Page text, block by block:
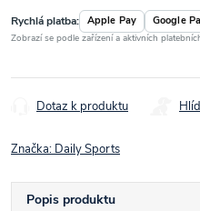
Rychlá platba: Apple Pay Google
Zobrazí se podle zařízení a aktivních
Dotaz k produktu
Značka: Daily Sports
Popis produktu